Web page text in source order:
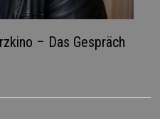
– Das Gespräch